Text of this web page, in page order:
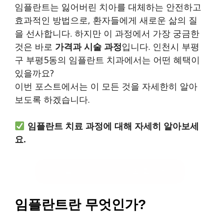
임플란트는 잃어버린 치아를 대체하는 안전하고
효과적인 방법으로, 환자들에게 새로운 삶의 질
을 선사합니다. 하지만 이 과정에서 가장 궁금한
것은 바로 가격과 시술 과정입니다. 인천시 부평
구 부평5동의 임플란트 치과에서는 어떤 혜택이
있을까요?
이번 포스트에서는 이 모든 것을 자세한히 알아
보도록 하겠습니다.
임플란트 치료 과정에 대해 자세히 알아보세
요.
임플란트란 무엇인가?